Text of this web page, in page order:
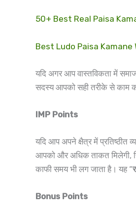
50+ Best Real Paisa
Best Ludo Paisa Kamane
यदि अगर आप वास्तविकता में
सदस्य आपको सही तरीके से काम
IMP Points
यदि आप अपने क्षैत्र में प्रतिष्ठीत
आपको और अधिक ताकत मिलेगी,
काफी समय भी लग जाता है। यह “
Bonus Points